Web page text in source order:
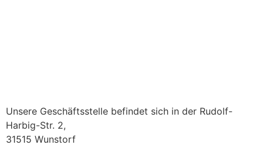
Unsere Geschäftsstelle befindet sich in der Rudolf-
Harbig-Str. 2,
31515 Wunstorf